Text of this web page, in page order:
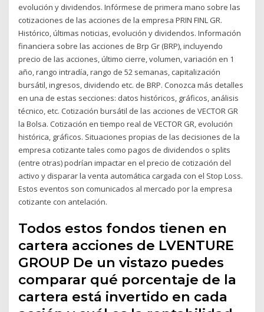
evolución y dividendos. Infórmese de primera mano sobre las
cotizaciones de las acciones de la empresa PRIN FINL GR.
Histórico, últimas noticias, evolución y dividendos. Información
financiera sobre las acciones de Brp Gr (BRP), incluyendo
precio de las acciones, último cierre, volumen, variación en 1
año, rango intradía, rango de 52 semanas, capitalización
bursátil, ingresos, dividendo etc. de BRP. Conozca más detalles
en una de estas secciones: datos históricos, gráficos, análisis
técnico, etc. Cotización bursátil de las acciones de VECTOR GR
la Bolsa. Cotización en tiempo real de VECTOR GR, evolución
histórica, gráficos. Situaciones propias de las decisiones de la
empresa cotizante tales como pagos de dividendos o splits
(entre otras) podrían impactar en el precio de cotización del
activo y disparar la venta automática cargada con el Stop Loss.
Estos eventos son comunicados al mercado por la empresa
cotizante con antelación.
Todos estos fondos tienen en
cartera acciones de LVENTURE
GROUP De un vistazo puedes
comparar qué porcentaje de la
cartera está invertido en cada